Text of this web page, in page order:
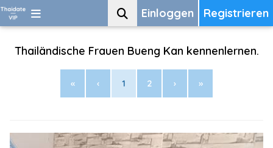
Registrieren
Einloggen
Thailändische Frauen Bueng Kan kennenlernen.
« ‹ 1 2 › »